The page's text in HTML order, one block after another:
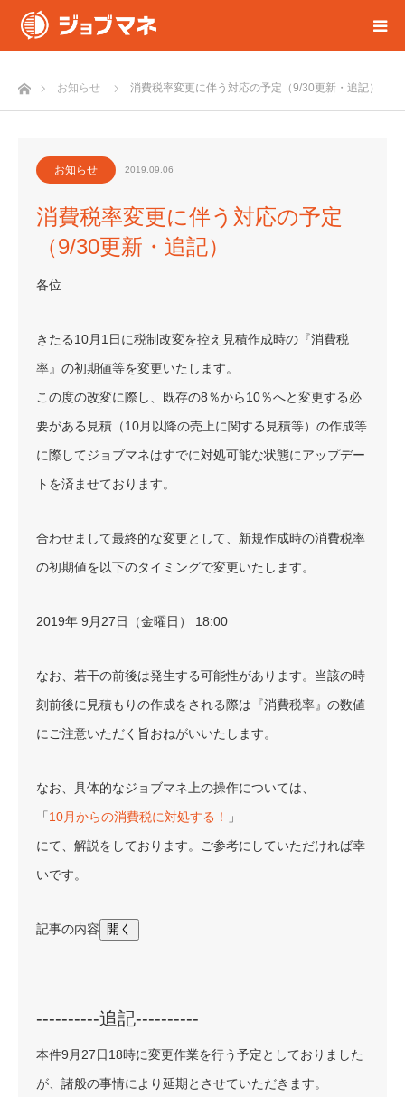
ホームお知らせ 消費税率変更に伴う対応の予定（9/30更新・追記）
お知らせ 2019.09.06
消費税率変更に伴う対応の予定
（9/30更新・追記）
各位
きたる10月1日に税制改変を控え見積作成時の『消費税
率』の初期値等を変更いたします。
この度の改変に際し、既存の8％から10％へと変更する必
要がある見積（10月以降の売上に関する見積等）の作成等
に際してジョブマネはすでに対処可能な状態にアップデー
トを済ませております。
合わせまして最終的な変更として、新規作成時の消費税率
の初期値を以下のタイミングで変更いたします。
2019年 9月27日（金曜日） 18:00
なお、若干の前後は発生する可能性があります。当該の時
刻前後に見積もりの作成をされる際は『消費税率』の数値
にご注意いただく旨おねがいいたします。
なお、具体的なジョブマネ上の操作については、
「10月からの消費税に対処する！
」
にて、解説をしております。ご参考にしていただければ幸
いです。
記事の内容 開く
----------追記----------
本件9月27日18時に変更作業を行う予定としておりました
が、諸般の事情により延期とさせていただきます。